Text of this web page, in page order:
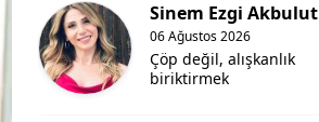
Sinem Ezgi Akbulut
06 Ağustos 2026
Çöp değil, alışkanlık
biriktirmek